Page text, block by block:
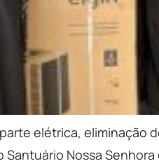
elétrica,
Santuário Nossa